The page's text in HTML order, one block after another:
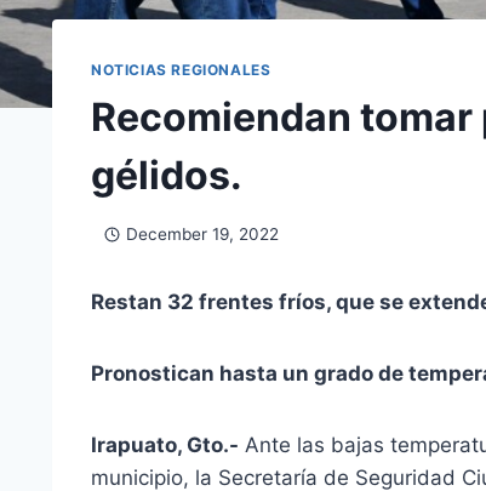
NOTICIAS REGIONALES
Recomiendan
gélidos.
December 19, 2022
Restan 32 frentes fríos, que se
Pronostican hasta un grado de
Irapuato, Gto.- Ante las bajas
municipio, la Secretaría de Seguridad